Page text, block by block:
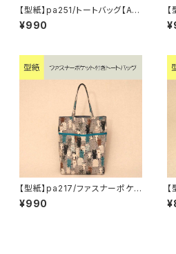
【型紙】pa251/トートバッグ【A
3・マチなし】
¥990
2
【型紙】pa217/ファスナーポケッ
ト付きトートバッグ
¥990
ポ